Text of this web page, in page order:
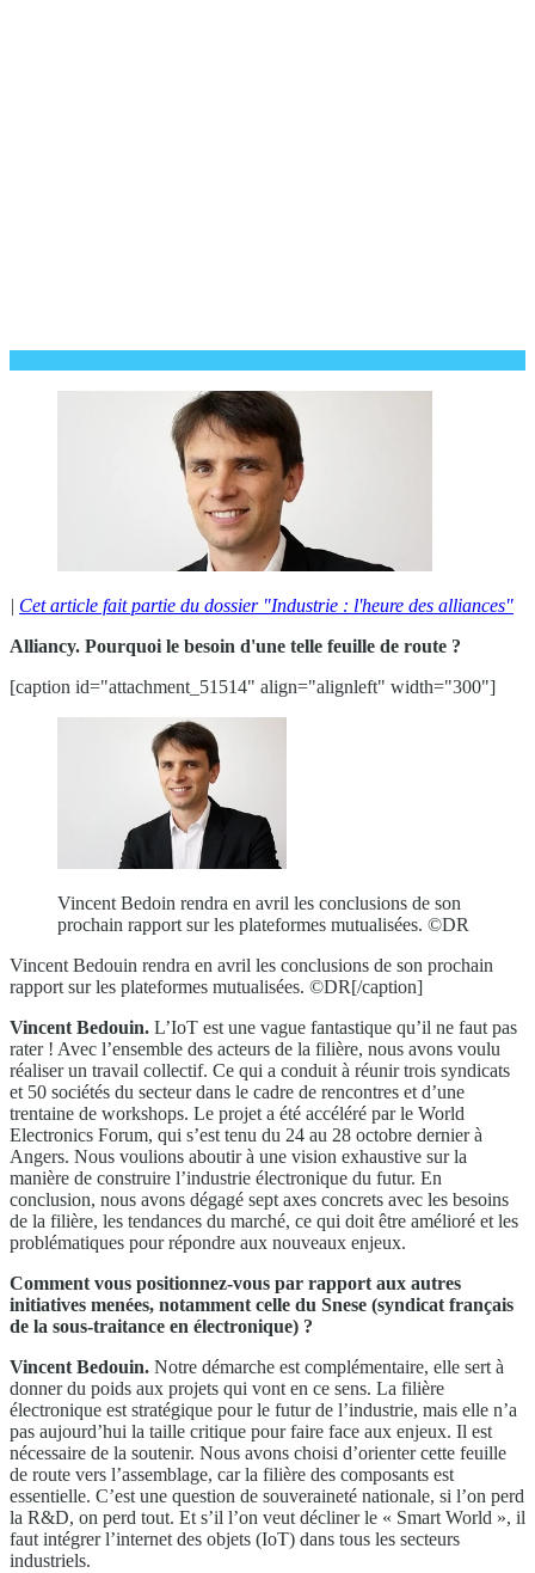
| Cet article fait partie du dossier "Industrie : l'heure des alliances"
Alliancy. Pourquoi le besoin d'une telle feuille de route ?
[caption id="attachment_51514" align="alignleft" width="300"]
Vincent Bedoin rendra en avril les conclusions de son
prochain rapport sur les plateformes mutualisées. ©DR
Vincent Bedouin rendra en avril les conclusions de son prochain
rapport sur les plateformes mutualisées. ©DR[/caption]
Vincent Bedouin. L’IoT est une vague fantastique qu’il ne faut pas
rater ! Avec l’ensemble des acteurs de la filière, nous avons voulu
réaliser un travail collectif. Ce qui a conduit à réunir trois syndicats
et 50 sociétés du secteur dans le cadre de rencontres et d’une
trentaine de workshops. Le projet a été accéléré par le World
Electronics Forum, qui s’est tenu du 24 au 28 octobre dernier à
Angers. Nous voulions aboutir à une vision exhaustive sur la
manière de construire l’industrie électronique du futur. En
conclusion, nous avons dégagé sept axes concrets avec les besoins
de la filière, les tendances du marché, ce qui doit être amélioré et les
problématiques pour répondre aux nouveaux enjeux.
Comment vous positionnez-vous par rapport aux autres
initiatives menées, notamment celle du Snese (syndicat français
de la sous-traitance en électronique) ?
Vincent Bedouin. Notre démarche est complémentaire, elle sert à
donner du poids aux projets qui vont en ce sens. La filière
électronique est stratégique pour le futur de l’industrie, mais elle n’a
pas aujourd’hui la taille critique pour faire face aux enjeux. Il est
nécessaire de la soutenir. Nous avons choisi d’orienter cette feuille
de route vers l’assemblage, car la filière des composants est
essentielle. C’est une question de souveraineté nationale, si l’on perd
la R&D, on perd tout. Et s’il l’on veut décliner le « Smart World », il
faut intégrer l’internet des objets (IoT) dans tous les secteurs
industriels.